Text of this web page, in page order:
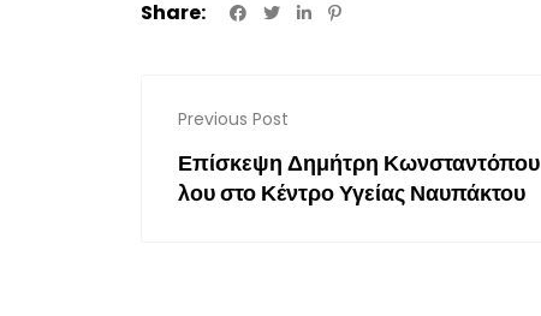
Share:
Previous Post
Επίσκεψη Δημήτρη Κωνσταντόπου
λου στο Κέντρο Υγείας Ναυπάκτου